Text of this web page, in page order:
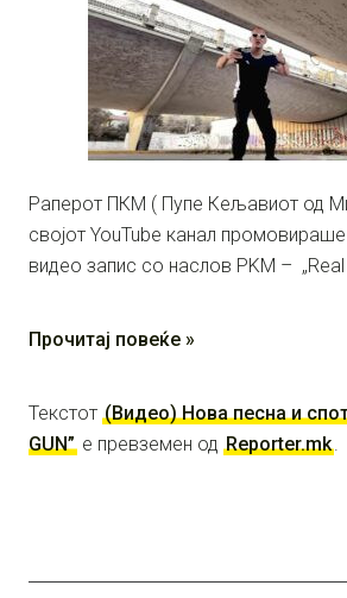
Раперот ПКМ ( Пупе Кељавиот од
својот YouTube канал
видео запис со наслов PKM – „Real
Прочитај повеќе »
Текстот (Видео) Нова песна и
GUN” е превземен од Reporter.mk.